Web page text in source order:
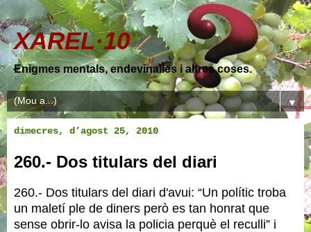
XAREL·10
Enigmes mentals, endevinalles i altres coses.
▼
dimecres, d’agost 25, 2010
260.- Dos titulars del diari
260.- Dos titulars del diari d'avui: “Un polític troba
un maletí ple de diners però es tan honrat que
sense obrir-lo avisa la policia perquè el reculli” i